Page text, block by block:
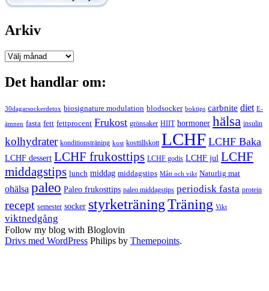
Arkiv
Arkiv
Det handlar om:
30dagarsockerdetox biosignature modulation blodsocker boktips carbnite diet E-
ämnen fasta fett fettprocent Frukost grönsaker HIIT hormoner hälsa insulin
kolhydrater konditionsträning kost kosttillskott LCHF LCHF Baka
LCHF dessert LCHF frukosttips LCHF godis LCHF jul LCHF
middagstips lunch middag middagstips Mått och vikt Naturlig mat
ohälsa paleo Paleo frukosttips paleo middagstips periodisk fasta protein
recept semester socker styrketräningTräning Vikt
viktnedgång
Follow my blog with Bloglovin
Drivs med WordPress Philips by Themepoints.